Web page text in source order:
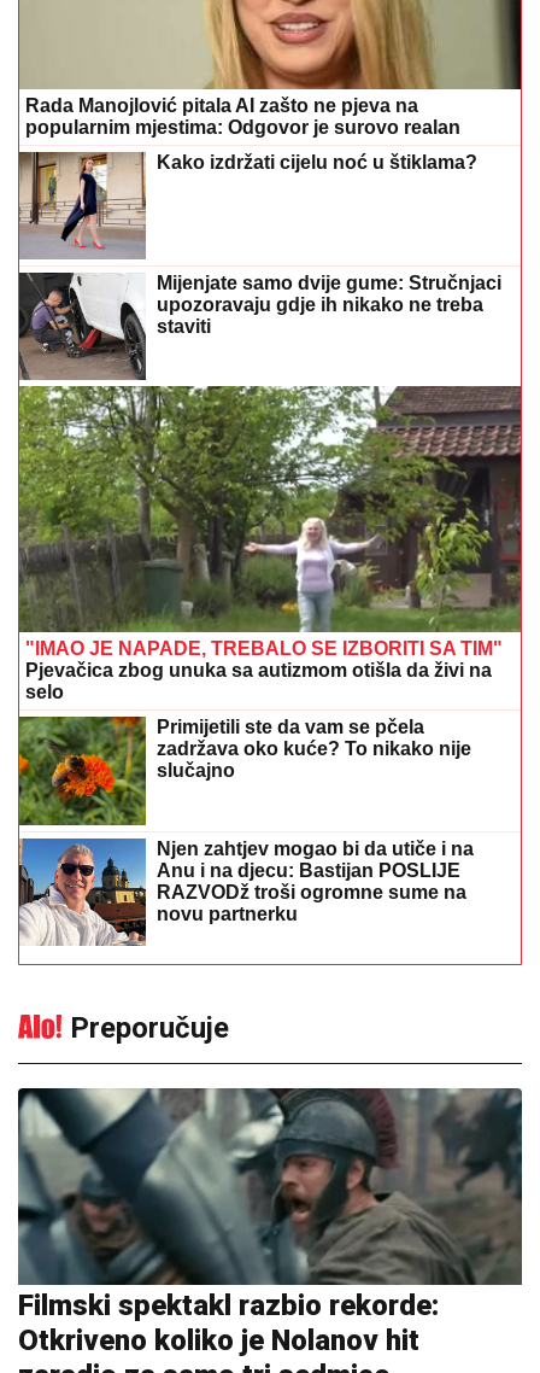
Rada Manojlović pitala AI zašto ne pjeva na
popularnim mjestima: Odgovor je surovo realan
Kako izdržati cijelu noć u štiklama?
Mijenjate samo dvije gume: Stručnjaci
upozoravaju gdje ih nikako ne treba
staviti
"IMAO JE NAPADE, TREBALO SE IZBORITI SA TIM"
Pjevačica zbog unuka sa autizmom otišla da živi na
selo
Primijetili ste da vam se pčela
zadržava oko kuće? To nikako nije
slučajno
Njen zahtjev mogao bi da utiče i na
Anu i na djecu: Bastijan POSLIJE
RAZVODž troši ogromne sume na
novu partnerku
Preporučuje
Filmski spektakl razbio rekorde:
Otkriveno koliko je Nolanov hit